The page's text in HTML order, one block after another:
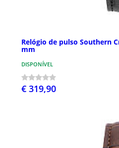
Relógio de pulso Southern
mm
DISPONÍVEL
€ 319,90